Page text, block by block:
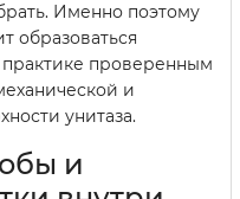
Именно поэтому
образоваться
проверенным
и
унитаза.
и